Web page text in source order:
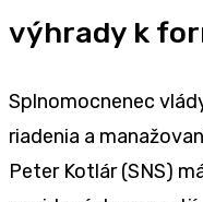
výhrady k
Splnomocnenec
riadenia a
Peter Kotlár (SNS)